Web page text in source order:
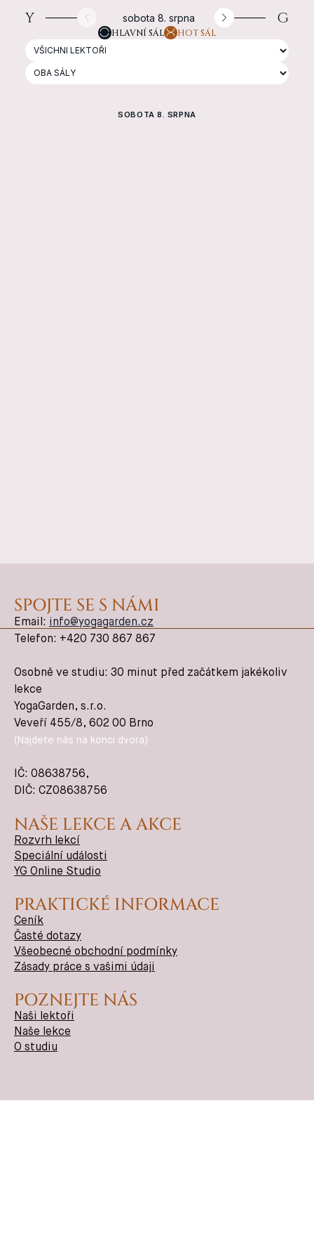
✦ English-Friendly
SPOJTE SE S NÁMI
Email: info@yogagarden.cz
Telefon: +420 730 867 867
Osobně ve studiu: 30 minut před začátkem jakékoliv
lekce
YogaGarden, s.r.o.
Veveří 455/8, 602 00 Brno
(Najdete nás na konci dvora)
IČ: 08638756,
DIČ: CZ08638756
NAŠE LEKCE A AKCE
Rozvrh lekcí
Speciální události
YG Online Studio
PRAKTICKÉ INFORMACE
Ceník
Časté dotazy
Všeobecné obchodní podmínky
Zásady práce s vašimi údaji
POZNEJTE NÁS
Naši lektoři
Naše lekce
O studiu